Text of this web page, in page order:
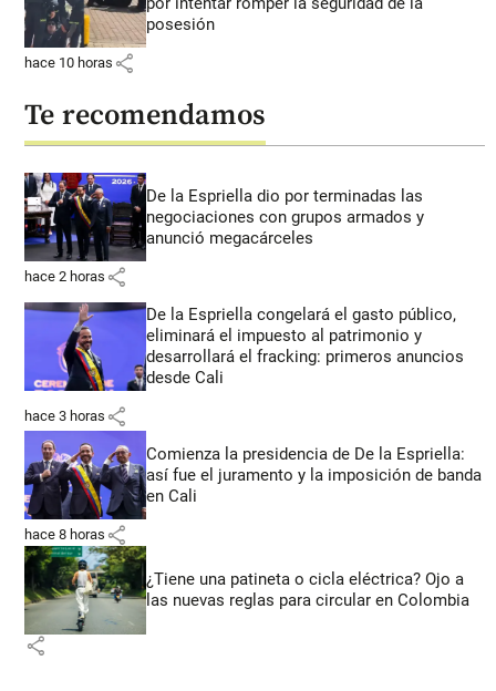
posesión
hace 10 horas share
Te recomendamos
De la Espriella dio por terminadas las
negociaciones con grupos armados y
anunció megacárceles
hace 2 horas share
De la Espriella congelará el gasto público,
eliminará el impuesto al patrimonio y
desarrollará el fracking: primeros anuncios
desde Cali
hace 3 horas share
Comienza la presidencia de De la Espriella:
así fue el juramento y la imposición de banda
en Cali
hace 8 horas share
¿Tiene una patineta o cicla eléctrica? Ojo a
las nuevas reglas para circular en Colombia
share